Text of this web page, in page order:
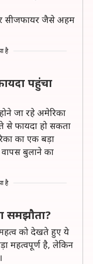
सीजफायर जैसे अहम
है
पहुंचा
जा रहे अमेरिका
से फायदा हो सकता
का एक बड़ा
बुलाने का
है
समझौता?
को देखते हुए ये
महत्वपूर्ण है, लेकिन